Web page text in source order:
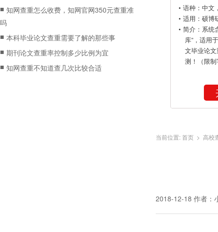
■ 知网查重怎么收费，知网官网350元查重准
吗
■ 本科毕业论文查重需要了解的那些事
■ 期刊论文查重率控制多少比例为宜
■ 知网查重不知道查几次比较合适
• 语种：中文
• 适用：硕博
• 简介：系统
库”，适用
文毕业论
测！（限
当前位置:首页 > 高校
2018-12-18 作者：